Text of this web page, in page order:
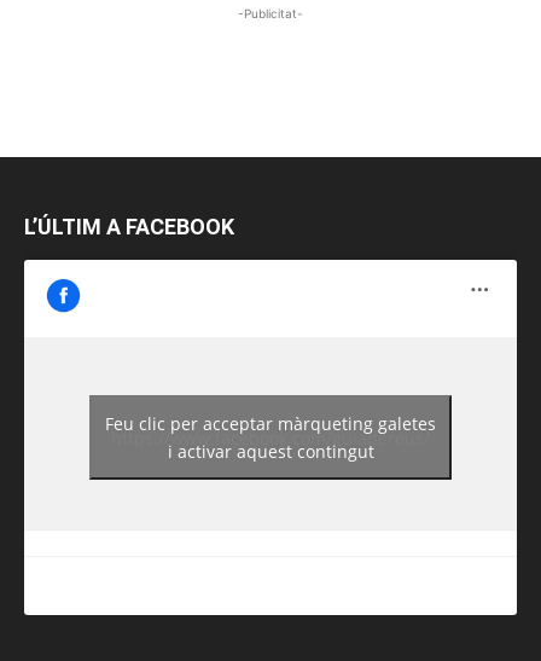
-Publicitat-
L’ÚLTIM A FACEBOOK
https://www.facebook.com/guiadereus/
Feu clic per acceptar màrqueting galetes
i activar aquest contingut